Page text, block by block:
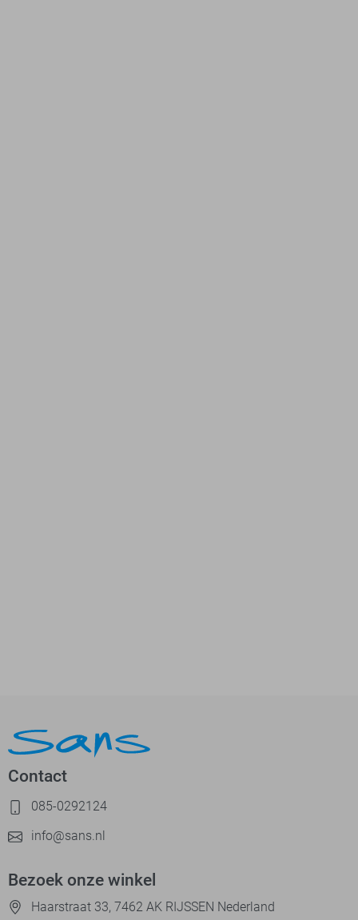
Contact
085-0292124
info@sans.nl
Bezoek onze winkel
Haarstraat 33, 7462 AK RIJSSEN Nederland